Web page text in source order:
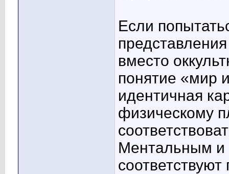
Если
вместо
понятие «мир
идентичная
физическому
Ментальным и